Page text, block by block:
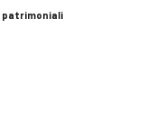
patrimoniali